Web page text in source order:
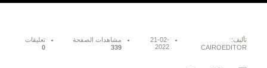
تأليف:
CAIROEDITOR
21-02-
2022
مشاهدات الصفحة
339
تعليقات
0